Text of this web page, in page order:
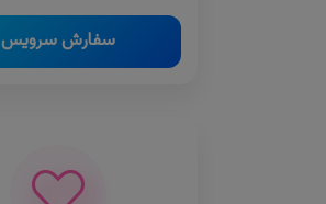
سفارش سرویس